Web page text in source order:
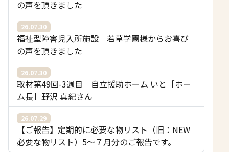
の声を頂きました
26.07.30
福祉型障害児入所施設 若草学園様からお喜び
の声を頂きました
26.07.30
取材第49回-3週目 自立援助ホーム いと［ホー
ム長］野沢 真紀さん
26.07.29
【ご報告】定期的に必要な物リスト（旧：NEW
必要な物リスト）5〜７月分のご報告です。